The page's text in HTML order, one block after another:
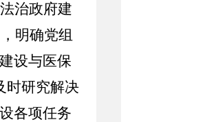
治政府建
明确党组
设与医保
时研究解决
各项任务